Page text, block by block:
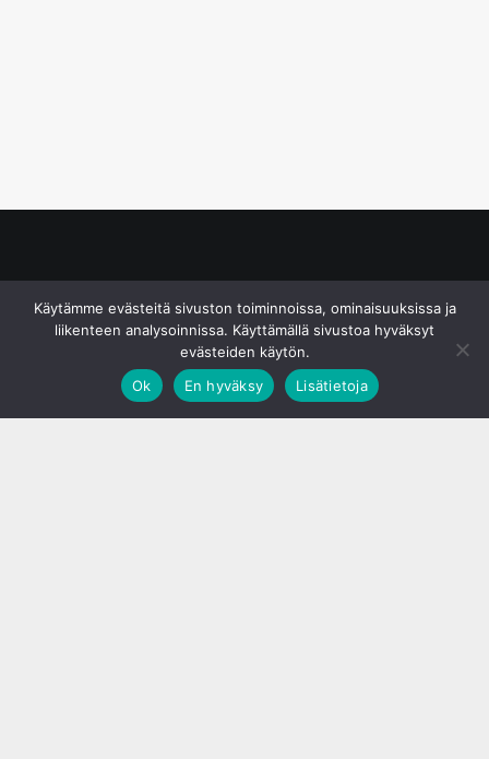
Käytämme evästeitä sivuston toiminnoissa, ominaisuuksissa ja
liikenteen analysoinnissa. Käyttämällä sivustoa hyväksyt
evästeiden käytön.
Ok
En hyväksy Lisätietoja